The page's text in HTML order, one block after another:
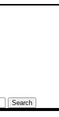
Search